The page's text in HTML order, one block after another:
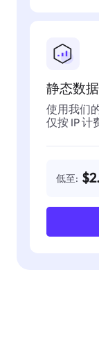
静态数
使用我们
仅按 IP 计
低至: